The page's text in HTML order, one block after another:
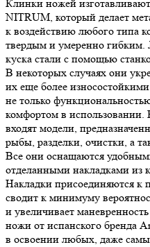
Клинки ножей
NITRUM, который делает
к воздействию любого типа
твердым и умеренно гибким.
куска стали с помощью
В некоторых случаях они
их еще более
не только
комфортом в использовании.
входят модели,
рыбы, разделки, очистки, а
Все они оснащаются
отделанными накладками из
Накладки присоединяются к
сводит к минимуму
и увеличивает
ножи от испанского бренда
в освоении любых, даже